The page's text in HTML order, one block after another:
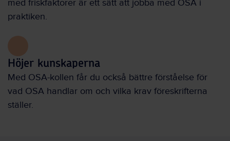
med friskfaktorer är ett sätt att jobba med OSA i
praktiken.
Höjer kunskaperna
Med OSA-kollen får du också bättre förståelse för
vad OSA handlar om och vilka krav föreskrifterna
ställer.